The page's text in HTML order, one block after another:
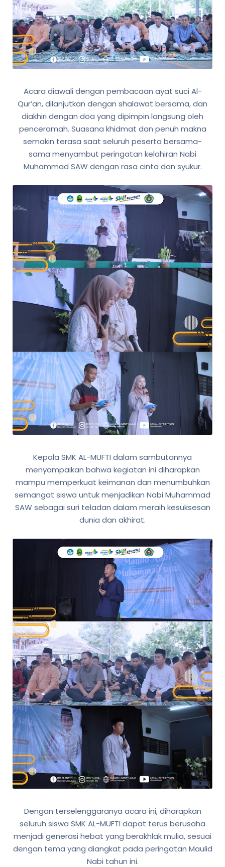
Acara diawali dengan pembacaan ayat suci Al-
Qur’an, dilanjutkan dengan shalawat bersama, dan
diakhiri dengan doa yang dipimpin langsung oleh
penceramah. Suasana khidmat dan penuh makna
semakin terasa saat seluruh peserta bersama-
sama menyambut peringatan kelahiran Nabi
Muhammad SAW dengan rasa cinta dan syukur.
Kepala SMK AL-MUFTI dalam sambutannya
menyampaikan bahwa kegiatan ini diharapkan
mampu memperkuat keimanan dan menumbuhkan
semangat siswa untuk menjadikan Nabi Muhammad
SAW sebagai suri teladan dalam meraih kesuksesan
dunia dan akhirat.
Dengan terselenggaranya acara ini, diharapkan
seluruh siswa SMK AL-MUFTI dapat terus berusaha
menjadi generasi hebat yang berakhlak mulia, sesuai
dengan tema yang diangkat pada peringatan Maulid
Nabi tahun ini.